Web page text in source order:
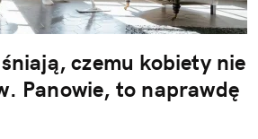
czemu kobiety nie
Panowie, to naprawdę